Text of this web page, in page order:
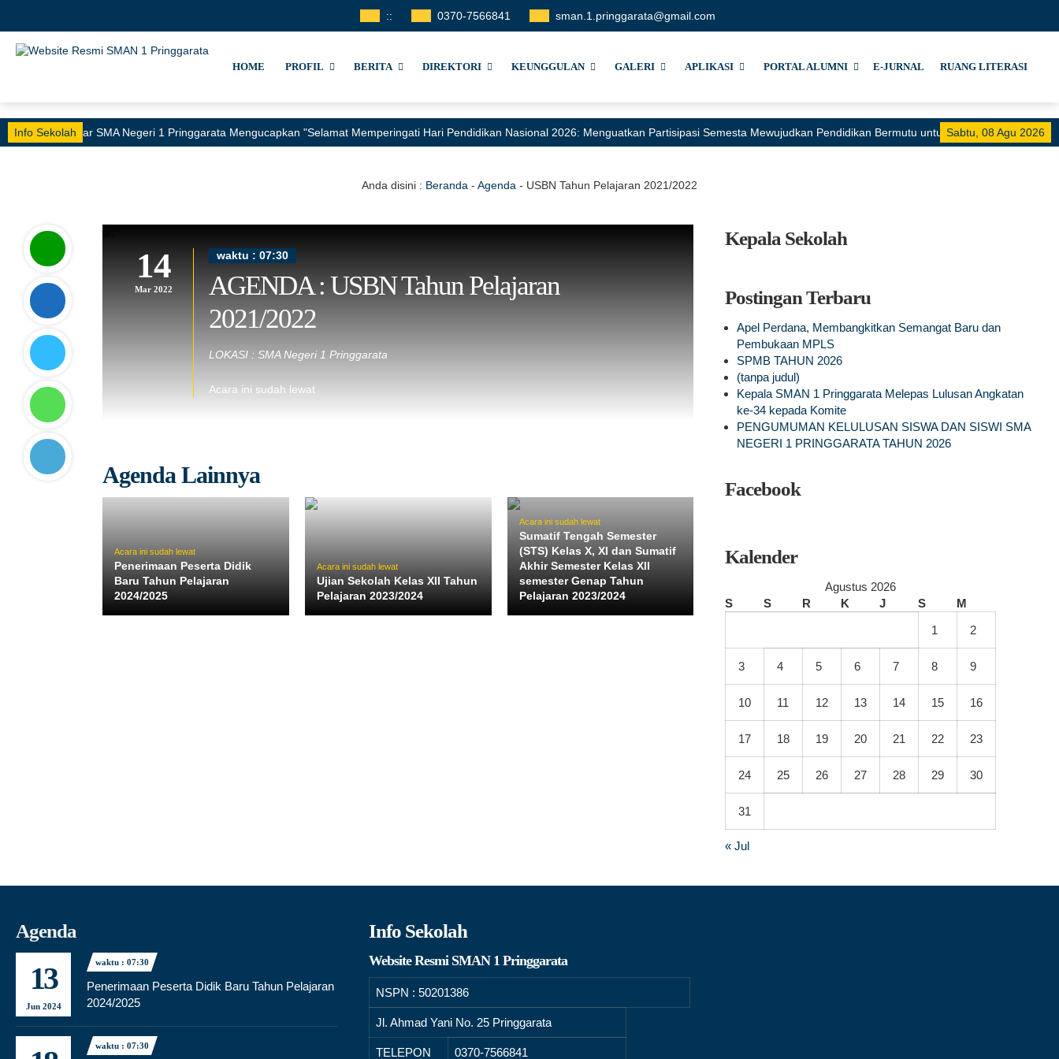
:: 0370-7566841 sman.1.pringgarata@gmail.com
HOME PROFIL BERITA DIREKTORI KEUNGGULAN GALERI APLIKASI PORTAL ALUMNI E-JURNAL RUANG LITERASI
Info Sekolah Sabtu, 08 Agu 2026
Keluarga Besar SMA Negeri 1 Pringgarata Mengucapkan "Selamat Memperingati Hari Pendidikan Nasional 2026: Menguatkan Partisipasi Semesta Mewujudkan Pendidikan Bermutu untuk Semua"
Anda disini : Beranda - Agenda - USBN Tahun Pelajaran 2021/2022
14
Mar 2022
waktu : 07:30
AGENDA : USBN Tahun Pelajaran
2021/2022
LOKASI : SMA Negeri 1 Pringgarata
Acara ini sudah lewat
Agenda Lainnya
Acara ini sudah lewat
Penerimaan Peserta Didik
Baru Tahun Pelajaran
2024/2025
Acara ini sudah lewat
Ujian Sekolah Kelas XII Tahun
Pelajaran 2023/2024
Acara ini sudah lewat
Sumatif Tengah Semester
(STS) Kelas X, XI dan Sumatif
Akhir Semester Kelas XII
semester Genap Tahun
Pelajaran 2023/2024
Kepala Sekolah
Postingan Terbaru
Apel Perdana, Membangkitkan Semangat Baru dan
Pembukaan MPLS
SPMB TAHUN 2026
(tanpa judul)
Kepala SMAN 1 Pringgarata Melepas Lulusan Angkatan
ke-34 kepada Komite
PENGUMUMAN KELULUSAN SISWA DAN SISWI SMA
NEGERI 1 PRINGGARATA TAHUN 2026
Facebook
Kalender
Agustus 2026
S
S R K J S
M
1
2
3 4 5 6 7 8 9
10 11 12 13 14 15 16
17 18 19 20 21 22 23
24 25 26 27 28 29 30
31
« Jul
Agenda
13
Jun 2024
waktu : 07:30
Penerimaan Peserta Didik Baru Tahun Pelajaran
2024/2025
waktu : 07:30
Info Sekolah
Website Resmi SMAN 1 Pringgarata
NSPN : 50201386
Jl. Ahmad Yani No. 25 Pringgarata
TELEPON 0370-7566841